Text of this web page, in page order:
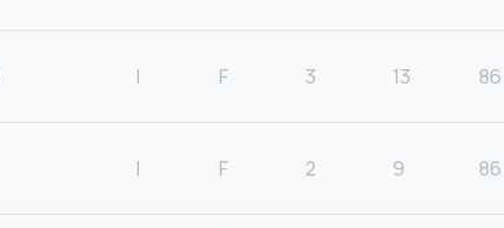
I F 3 13 86
I F 2 9 86